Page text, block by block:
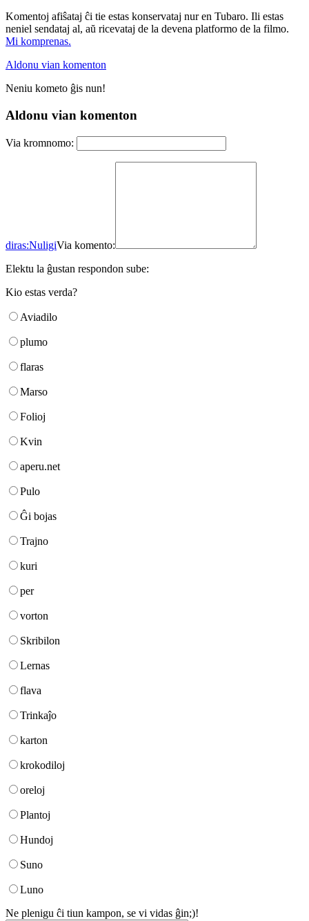
Komentoj afiŝataj ĉi tie estas konservataj nur en Tubaro. Ili estas
neniel sendataj al, aŭ ricevataj de la devena platformo de la filmo.
Mi komprenas.
Aldonu vian komenton
Neniu kometo ĝis nun!
Aldonu vian komenton
Via kromnomo:
diras:NuligiVia komento:
Elektu la ĝustan respondon sube:
Kio estas verda?
Aviadilo
plumo
flaras
Marso
Folioj
Kvin
aperu.net
Pulo
Ĝi bojas
Trajno
kuri
per
vorton
Skribilon
Lernas
flava
Trinkaĵo
karton
krokodiloj
oreloj
Plantoj
Hundoj
Suno
Luno
Ne plenigu ĉi tiun kampon, se vi vidas ĝin;)!